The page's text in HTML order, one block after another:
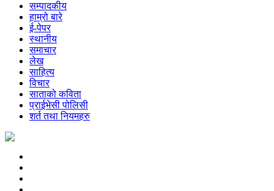
सम्पादकीय
हाम्रो बारे
ई-पेपर
स्थानीय
समाचार
लेख
साहित्य
विचार
साताको कविता
प्राईभेसी पोलिसी
शर्त तथा नियमहरु